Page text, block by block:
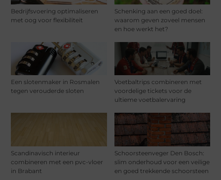
Bedrijfsvoering optimaliseren
met oog voor flexibiliteit
Schenking aan een goed doel:
waarom geven zoveel mensen
en hoe werkt het?
Een slotenmaker in Rosmalen
tegen verouderde sloten
Voetbaltrips combineren met
voordelige tickets voor de
ultieme voetbalervaring
Scandinavisch interieur
combineren met een pvc-vloer
in Brabant
Schoorsteenveger Den Bosch:
slim onderhoud voor een veilige
en goed trekkende schoorsteen